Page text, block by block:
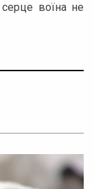
воїна не